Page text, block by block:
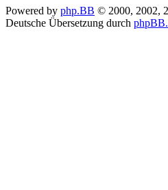
Powered by php.BB © 2000, 2002,
Deutsche Übersetzung durch